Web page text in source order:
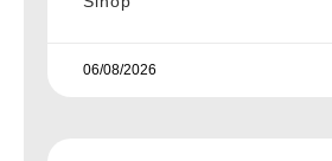
06/08/2026